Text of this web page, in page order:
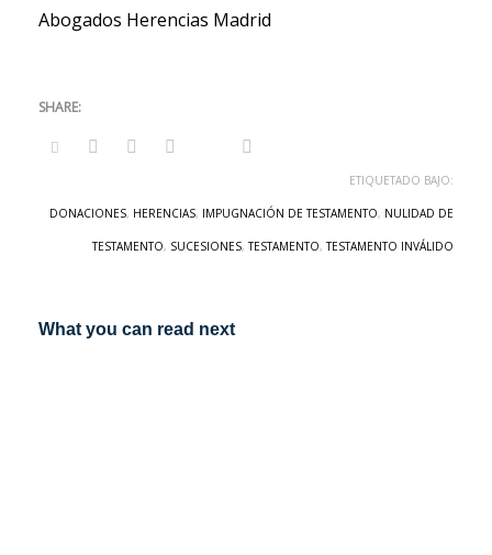
Abogados Herencias Madrid
ETIQUETADO BAJO:
DONACIONES, HERENCIAS, IMPUGNACIÓN DE TESTAMENTO, NULIDAD DE
TESTAMENTO, SUCESIONES,TESTAMENTO,TESTAMENTO INVÁLIDO
What you can read next